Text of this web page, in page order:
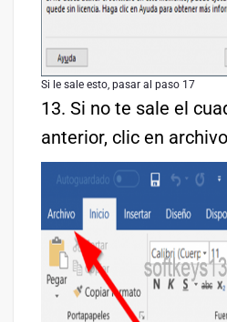
Si le sale esto, pasar al paso 17
13. Si no te sale el
anterior, clic en